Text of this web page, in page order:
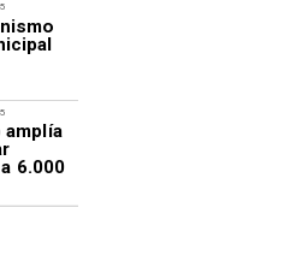
6.000